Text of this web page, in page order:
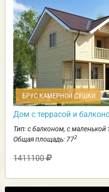
БРУС КАМЕРНОЙ СУШКИ
Дом с террасой и
Тип: с балконом, с маленькой
Общая площадь: 772
1411100